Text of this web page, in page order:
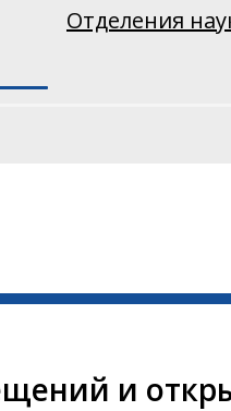
Отделения
и